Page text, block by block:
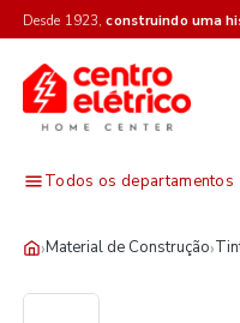
Desde 1923,construindo uma
Todos os departamentos
›Material de Construção›